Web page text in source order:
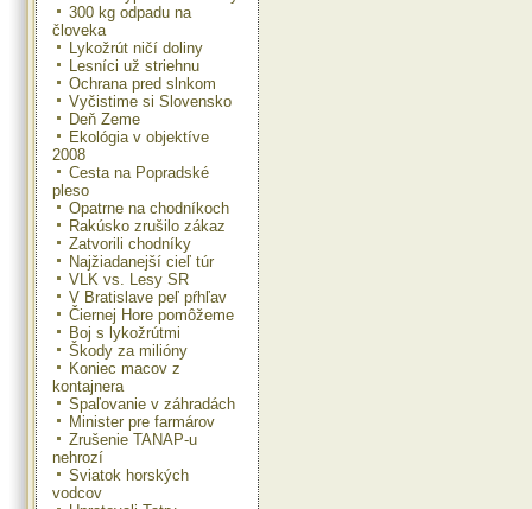
300 kg odpadu na
človeka
Lykožrút ničí doliny
Lesníci už striehnu
Ochrana pred slnkom
Vyčistime si Slovensko
Deň Zeme
Ekológia v objektíve
2008
Cesta na Popradské
pleso
Opatrne na chodníkoch
Rakúsko zrušilo zákaz
Zatvorili chodníky
Najžiadanejší cieľ túr
VLK vs. Lesy SR
V Bratislave peľ pŕhľav
Čiernej Hore pomôžeme
Boj s lykožrútmi
Škody za milióny
Koniec macov z
kontajnera
Spaľovanie v záhradách
Minister pre farmárov
Zrušenie TANAP-u
nehrozí
Sviatok horských
vodcov